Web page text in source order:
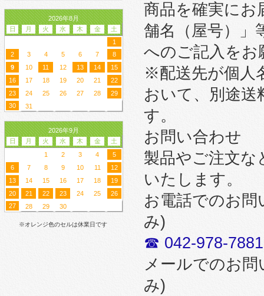
2026年8月
日
月 火 水 木 金
土
1
2
3 4 5 6 7
8
9
10 11 12 13 14
15
16
17 18 19 20 21
22
23
24 25 26 27 28
29
30
31
2026年9月
日
月 火 水 木 金
土
1
2 3 4
5
6
7 8 9 10 11
12
13
14 15 16 17 18
19
20
21 22 23 24 25
26
27
28 29 30
※オレンジ色のセルは休業日です
商品を確実にお
舗名（屋号）」
へのご記入をお
※配送先が個人
おいて、別途送
す。
お問い合わせ
製品やご注文な
いたします。
お電話でのお
み)
☎ 042-978-7881
メールでのお
み)